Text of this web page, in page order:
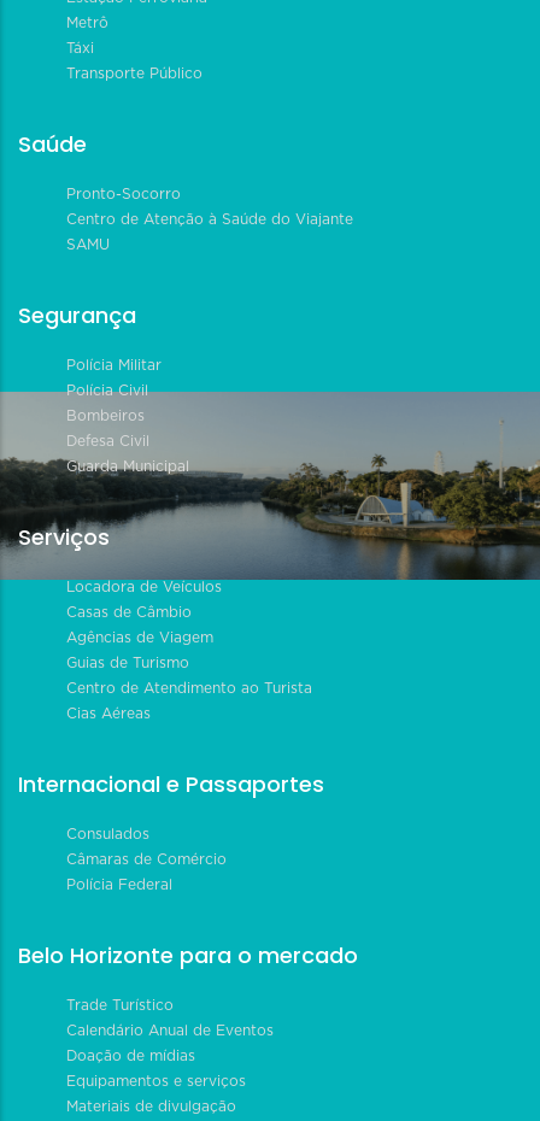
Metrô
Táxi
Transporte Público
Saúde
Pronto-Socorro
Centro de Atenção à Saúde do Viajante
SAMU
Segurança
Polícia Militar
Polícia Civil
Bombeiros
Defesa Civil
Guarda Municipal
Serviços
Locadora de Veículos
Casas de Câmbio
Agências de Viagem
Guias de Turismo
Centro de Atendimento ao Turista
Cias Aéreas
Internacional e Passaportes
Consulados
Câmaras de Comércio
Polícia Federal
Belo Horizonte para o mercado
Trade Turístico
Calendário Anual de Eventos
Doação de mídias
Equipamentos e serviços
Materiais de divulgação